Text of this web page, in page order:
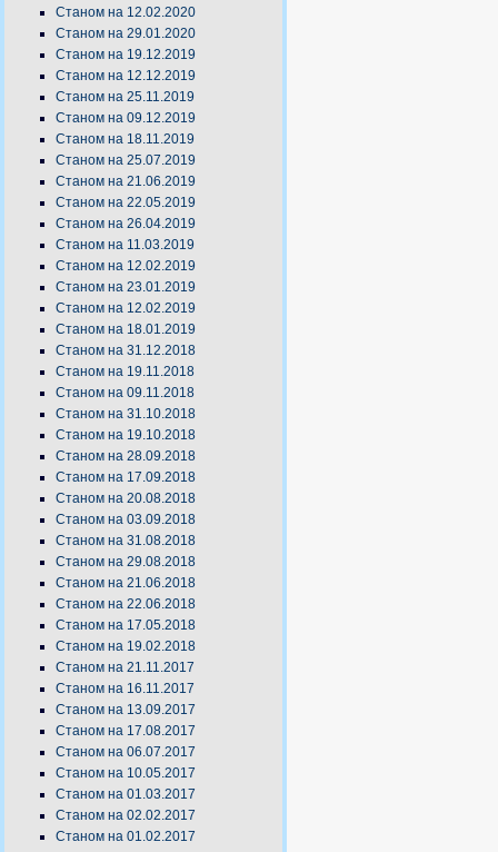
Станом на 12.02.2020
Станом на 29.01.2020
Станом на 19.12.2019
Станом на 12.12.2019
Станом на 25.11.2019
Станом на 09.12.2019
Станом на 18.11.2019
Станом на 25.07.2019
Станом на 21.06.2019
Станом на 22.05.2019
Станом на 26.04.2019
Станом на 11.03.2019
Станом на 12.02.2019
Станом на 23.01.2019
Станом на 12.02.2019
Станом на 18.01.2019
Станом на 31.12.2018
Станом на 19.11.2018
Станом на 09.11.2018
Станом на 31.10.2018
Станом на 19.10.2018
Станом на 28.09.2018
Станом на 17.09.2018
Станом на 20.08.2018
Станом на 03.09.2018
Станом на 31.08.2018
Станом на 29.08.2018
Станом на 21.06.2018
Станом на 22.06.2018
Станом на 17.05.2018
Станом на 19.02.2018
Станом на 21.11.2017
Станом на 16.11.2017
Станом на 13.09.2017
Станом на 17.08.2017
Станом на 06.07.2017
Станом на 10.05.2017
Станом на 01.03.2017
Станом на 02.02.2017
Станом на 01.02.2017